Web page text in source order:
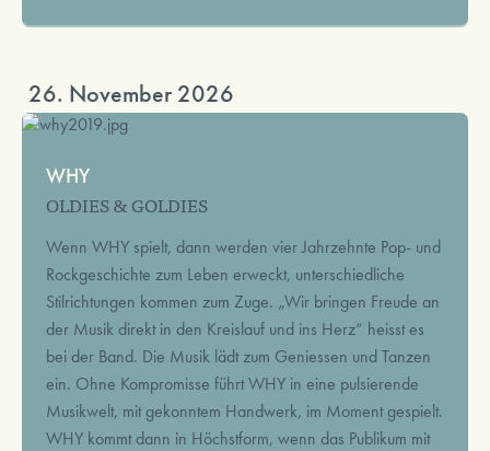
26. November 2026
WHY
OLDIES & GOLDIES
Wenn WHY spielt, dann werden vier Jahrzehnte Pop- und
Rockgeschichte zum Leben erweckt, unterschiedliche
Stilrichtungen kommen zum Zuge. „Wir bringen Freude an
der Musik direkt in den Kreislauf und ins Herz“ heisst es
bei der Band. Die Musik lädt zum Geniessen und Tanzen
ein. Ohne Kompromisse führt WHY in eine pulsierende
Musikwelt, mit gekonntem Handwerk, im Moment gespielt.
WHY kommt dann in Höchstform, wenn das Publikum mit